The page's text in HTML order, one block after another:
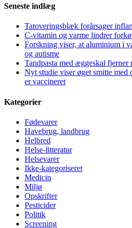
Seneste indlæg
Tatoveringsblæk forårsager
C-vitamin og varme lindrer
Forskning viser, at aluminium i
og autisme
Tandpasta med æggeskal fjerner
Nyt studie viser øget smitte med
er vaccineret
Kategorier
Fødevarer
Havebrug, landbrug
Helbred
Helse-litteratur
Helsevarer
Ikke-kategoriseret
Medicin
Miljø
Opskrifter
Pesticider
Politik
Screening